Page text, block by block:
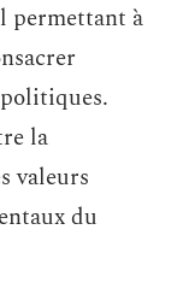
permettant à
la
valeurs
du